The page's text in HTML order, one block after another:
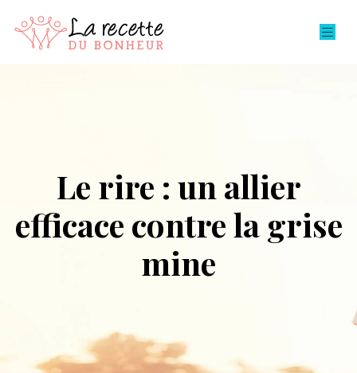
Le rire : un allier
efficace contre la grise
mine